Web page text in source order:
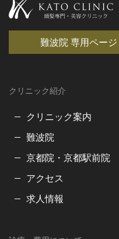
難波院 専用ページ
クリニック紹介
クリニック案内
難波院
京都院・京都駅前院
アクセス
求人情報